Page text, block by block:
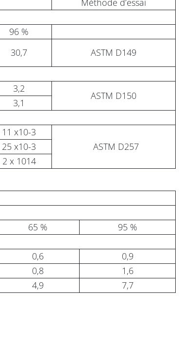
Méthode d’essai
96 %
30,7
ASTM D149
3,2
ASTM D150
3,1
11 x10-3
ASTM D257
25 x10-3
2 x 1014
65 %
95 %
0,6
0,9
0,8
1,6
4,9 7,7